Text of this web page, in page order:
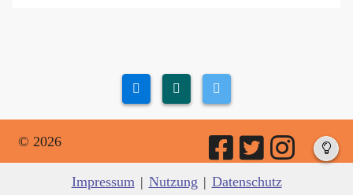
© 2026
Impressum | Nutzung | Datenschutz